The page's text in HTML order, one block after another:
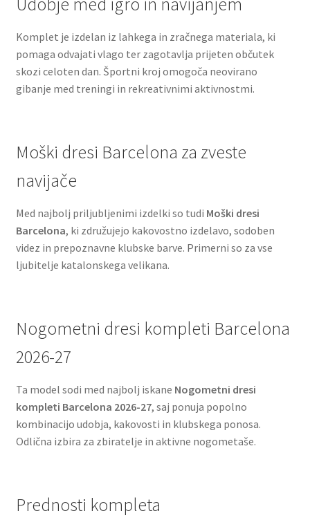
Komplet je izdelan iz lahkega in zračnega materiala, ki
pomaga odvajati vlago ter zagotavlja prijeten občutek
skozi celoten dan. Športni kroj omogoča neovirano
gibanje med treningi in rekreativnimi aktivnostmi.
Moški dresi Barcelona za zveste
navijače
Med najbolj priljubljenimi izdelki so tudi Moški dresi
Barcelona, ki združujejo kakovostno izdelavo, sodoben
videz in prepoznavne klubske barve. Primerni so za vse
ljubitelje katalonskega velikana.
Nogometni dresi kompleti Barcelona
2026-27
Ta model sodi med najbolj iskane Nogometni dresi
kompleti Barcelona 2026-27, saj ponuja popolno
kombinacijo udobja, kakovosti in klubskega ponosa.
Odlična izbira za zbiratelje in aktivne nogometaše.
Prednosti kompleta